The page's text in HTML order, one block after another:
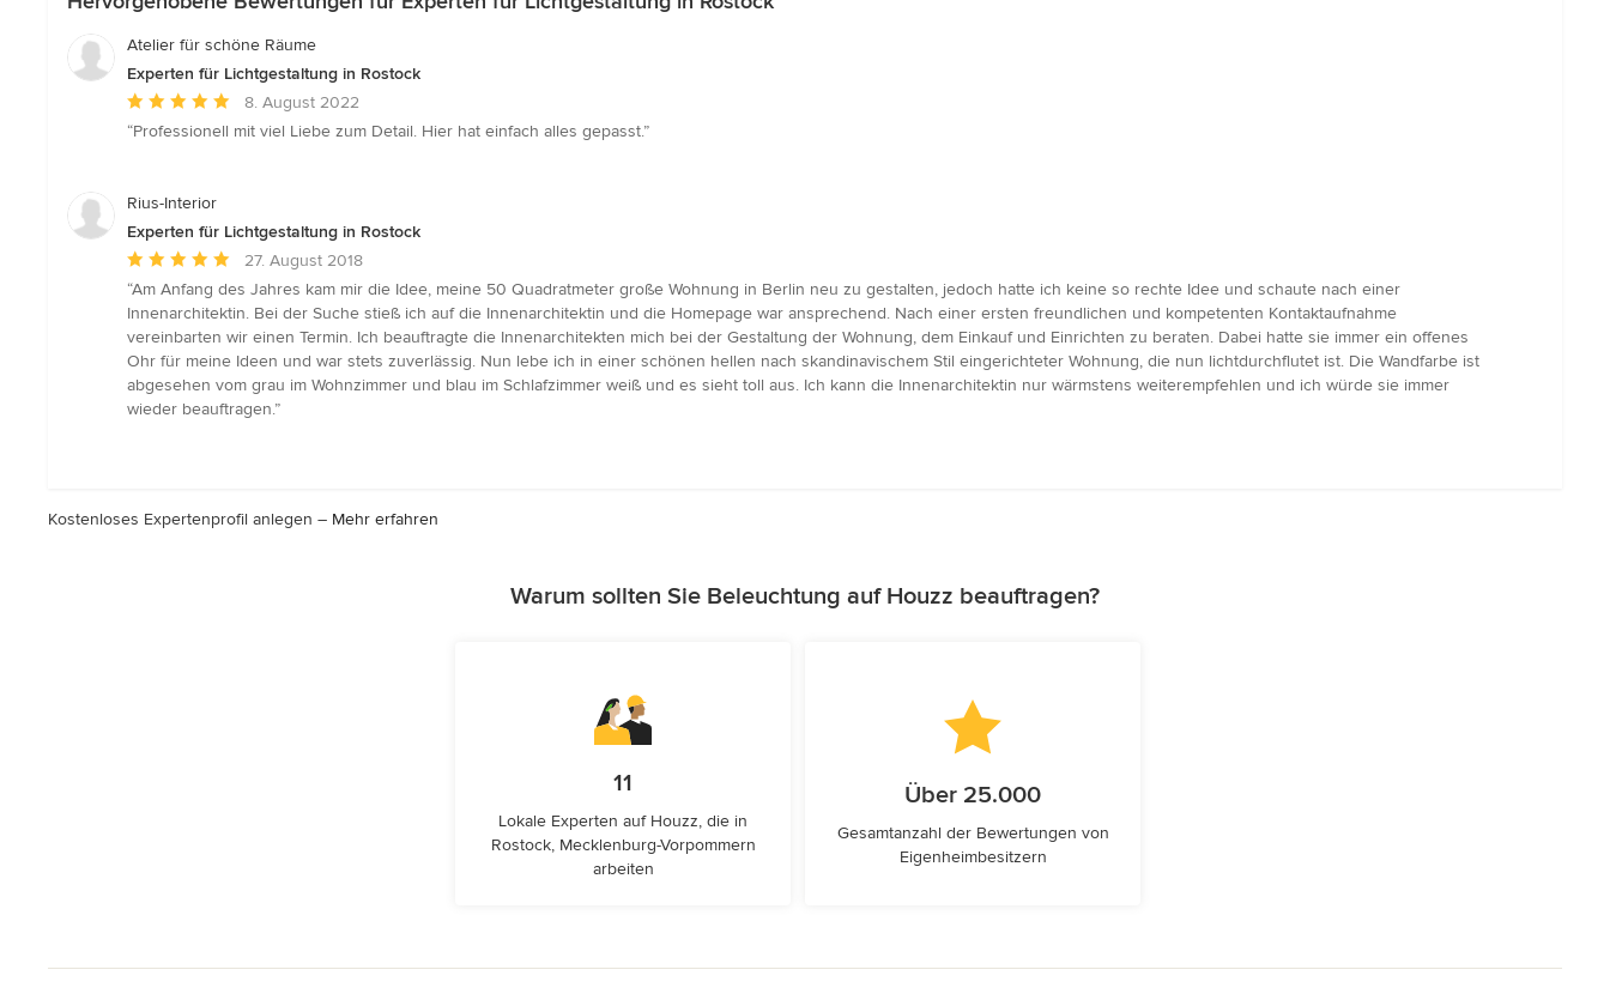
Atelier für schöne Räume
Experten für Lichtgestaltung in Rostock
Durchschnittliche
Bewertung:
5
8. August 2022
“Professionell mit viel Liebe zum Detail. Hier hat einfach alles gepasst.”
Rius-Interior
Experten für Lichtgestaltung in Rostock
Durchschnittliche
Bewertung:
5
von
5
Sternen
27. August 2018
“Am Anfang des Jahres kam mir die Idee, meine 50 Quadratmeter große Wohnung in Berlin neu zu gestalten, jedoch hatte ich keine so rechte Idee und schaute nach einer
Innenarchitektin. Bei der Suche stieß ich auf die Innenarchitektin und die Homepage war ansprechend. Nach einer ersten freundlichen und kompetenten Kontaktaufnahme
vereinbarten wir einen Termin. Ich beauftragte die Innenarchitekten mich bei der Gestaltung der Wohnung, dem Einkauf und Einrichten zu beraten. Dabei hatte sie immer ein offenes
Ohr für meine Ideen und war stets zuverlässig. Nun lebe ich in einer schönen hellen nach skandinavischem Stil eingerichteter Wohnung, die nun lichtdurchflutet ist. Die Wandfarbe ist
abgesehen vom grau im Wohnzimmer und blau im Schlafzimmer weiß und es sieht toll aus. Ich kann die Innenarchitektin nur wärmstens weiterempfehlen und ich würde sie immer
wieder beauftragen.”
Kostenloses Expertenprofil anlegen – Mehr erfahren
Warum sollten Sie Beleuchtung auf Houzz beauftragen?
11
Lokale Experten auf Houzz, die in
Rostock, Mecklenburg-Vorpommern
arbeiten
Über 25.000
Gesamtanzahl der Bewertungen von
Eigenheimbesitzern